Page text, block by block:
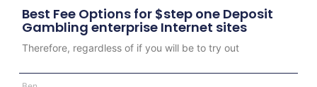
Best Fee Options for $step one Deposit
Gambling enterprise Internet sites
Therefore, regardless of if you will be to try out